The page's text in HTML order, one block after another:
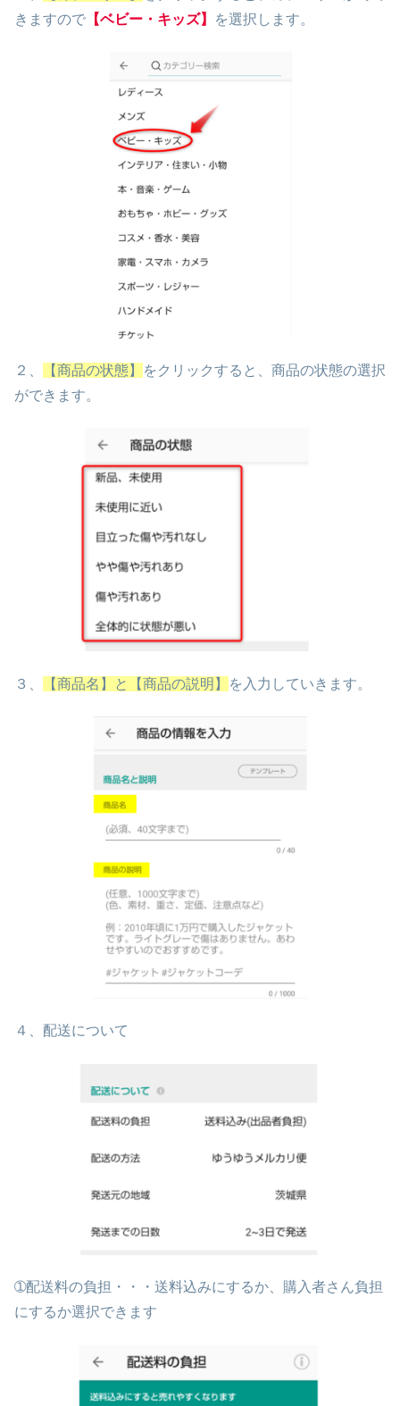
きますので 【ベビー・キッズ】 を選択します。
２、 【商品の状態】
をクリックすると、商品の状態の選択
ができます。
３、 【商品名】と【商品の説明】 を入力していきます。
４、配送について
➀配送料の負担・・・送料込みにするか、購入者さん負担
にするか選択できます